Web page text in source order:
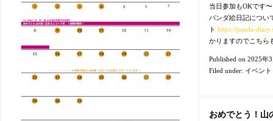
当日参加もOKです〜
パンダ絵日記につい
ト https://panda-
かりますのでこちら
Published on 2025年
Filed under: イベント
おめでとう！山